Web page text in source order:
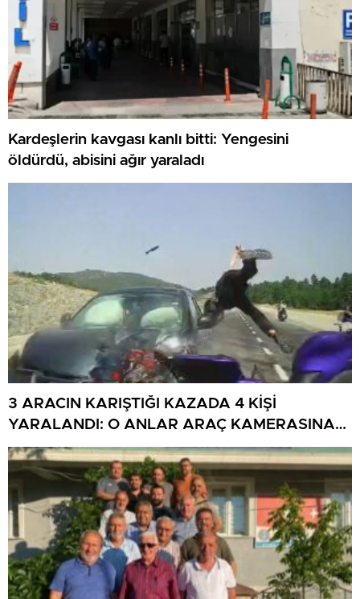
Kardeşlerin kavgası kanlı bitti: Yengesini
öldürdü, abisini ağır yaraladı
3 ARACIN KARIŞTIĞI KAZADA 4 KİŞİ
YARALANDI: O ANLAR ARAÇ KAMERASINA
YANSIDI